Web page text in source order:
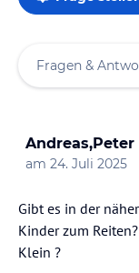
Andreas,Peter
am 24. Juli 2025
Gibt es in der
Kinder zum
Klein ?